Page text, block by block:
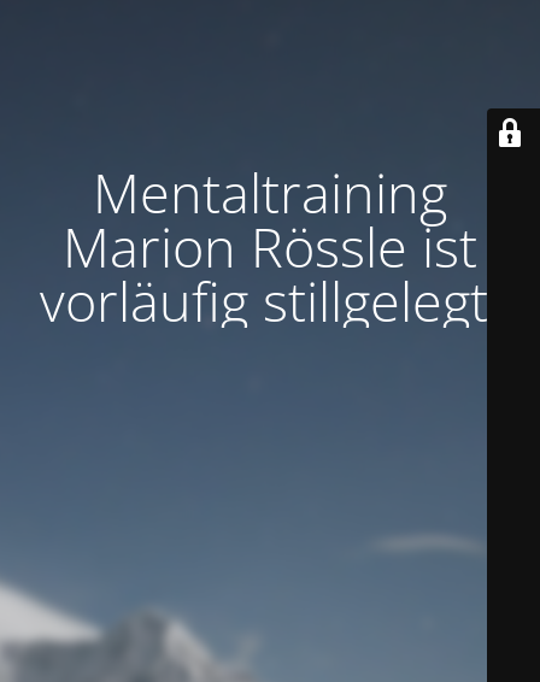
Mentaltraining
Marion Rössle ist
vorläufig stillgelegt.